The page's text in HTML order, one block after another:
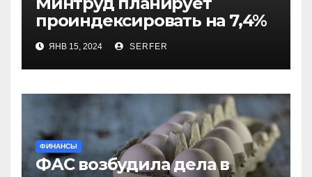
проиндексировать на 7,4%
более 40 выплат и
компенсаций
ЯНВ 15, 2024 SERFER
ФИНАНСЫ
ФАС возбудила дела в